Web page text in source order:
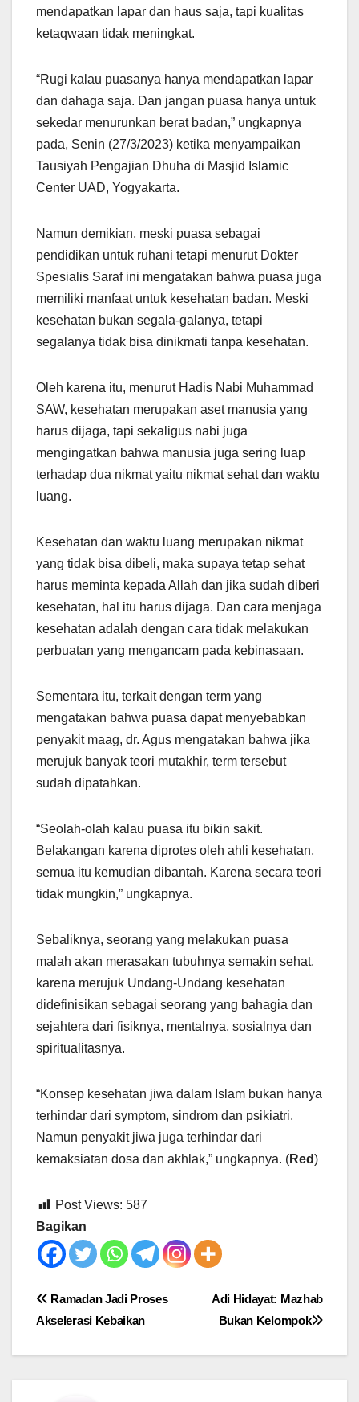
mendapatkan lapar dan haus saja, tapi kualitas
ketaqwaan tidak meningkat.
“Rugi kalau puasanya hanya mendapatkan lapar
dan dahaga saja. Dan jangan puasa hanya untuk
sekedar menurunkan berat badan,” ungkapnya
pada, Senin (27/3/2023) ketika menyampaikan
Tausiyah Pengajian Dhuha di Masjid Islamic
Center UAD, Yogyakarta.
Namun demikian, meski puasa sebagai
pendidikan untuk ruhani tetapi menurut Dokter
Spesialis Saraf ini mengatakan bahwa puasa juga
memiliki manfaat untuk kesehatan badan. Meski
kesehatan bukan segala-galanya, tetapi
segalanya tidak bisa dinikmati tanpa kesehatan.
Oleh karena itu, menurut Hadis Nabi Muhammad
SAW, kesehatan merupakan aset manusia yang
harus dijaga, tapi sekaligus nabi juga
mengingatkan bahwa manusia juga sering luap
terhadap dua nikmat yaitu nikmat sehat dan waktu
luang.
Kesehatan dan waktu luang merupakan nikmat
yang tidak bisa dibeli, maka supaya tetap sehat
harus meminta kepada Allah dan jika sudah diberi
kesehatan, hal itu harus dijaga. Dan cara menjaga
kesehatan adalah dengan cara tidak melakukan
perbuatan yang mengancam pada kebinasaan.
Sementara itu, terkait dengan term yang
mengatakan bahwa puasa dapat menyebabkan
penyakit maag, dr. Agus mengatakan bahwa jika
merujuk banyak teori mutakhir, term tersebut
sudah dipatahkan.
“Seolah-olah kalau puasa itu bikin sakit.
Belakangan karena diprotes oleh ahli kesehatan,
semua itu kemudian dibantah. Karena secara teori
tidak mungkin,” ungkapnya.
Sebaliknya, seorang yang melakukan puasa
malah akan merasakan tubuhnya semakin sehat.
karena merujuk Undang-Undang kesehatan
didefinisikan sebagai seorang yang bahagia dan
sejahtera dari fisiknya, mentalnya, sosialnya dan
spiritualitasnya.
“Konsep kesehatan jiwa dalam Islam bukan hanya
terhindar dari symptom, sindrom dan psikiatri.
Namun penyakit jiwa juga terhindar dari
kemaksiatan dosa dan akhlak,” ungkapnya. (Red)
Post Views: 587
Bagikan
Post
Adi Hidayat: Mazhab
Bukan Kelompok
Ramadan Jadi Proses
Akselerasi Kebaikan